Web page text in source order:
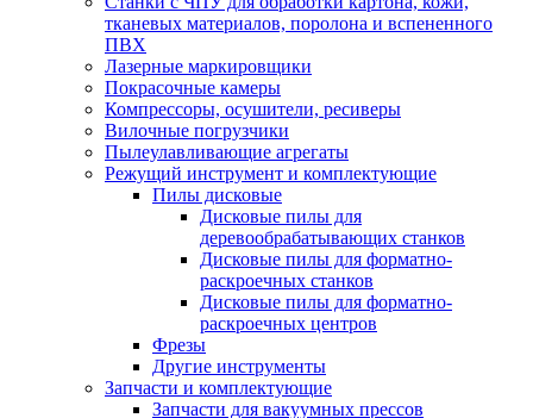
тканевых материалов, поролона и вспененного
ПВХ
Лазерные маркировщики
Покрасочные камеры
Компрессоры, осушители, ресиверы
Вилочные погрузчики
Пылеулавливающие агрегаты
Режущий инструмент и комплектующие
Пилы дисковые
Дисковые пилы для
деревообрабатывающих станков
Дисковые пилы для форматно-
раскроечных станков
Дисковые пилы для форматно-
раскроечных центров
Фрезы
Другие инструменты
Запчасти и комплектующие
Запчасти для вакуумных прессов